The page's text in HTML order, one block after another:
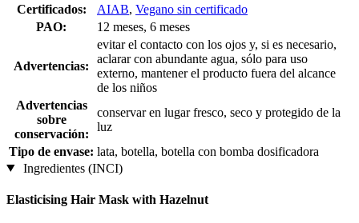
Certificados:
AIAB, Vegano sin certificado
PAO:
12 meses, 6 meses
Advertencias:
evitar el contacto con los ojos y, si es necesario,
aclarar con abundante agua, sólo para uso
externo, mantener el producto fuera del alcance
de los niños
Advertencias
sobre
conservación:
conservar en lugar fresco, seco y protegido de la
luz
Tipo de envase: lata, botella, botella con bomba dosificadora
Ingredientes (INCI)
Elasticising Hair Mask with Hazelnut